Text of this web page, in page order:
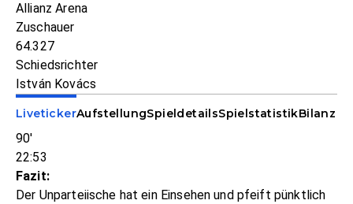
Allianz Arena
Zuschauer
64.327
Schiedsrichter
István Kovács
LivetickerAufstellungSpieldetailsSpielstatistikBilanz
90'
22:53
Fazit:
Der Unparteiische hat ein Einsehen und pfeift pünktlich